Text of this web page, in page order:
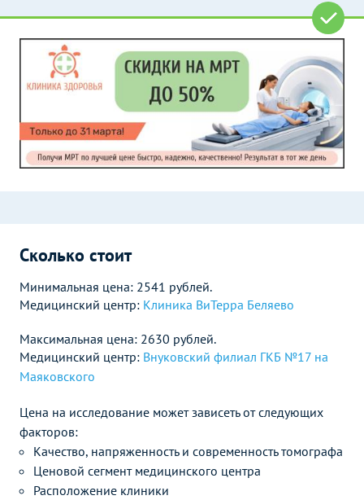
Сколько стоит
Минимальная цена: 2541 рублей.
Медицинский центр: Клиника ВиТерра Беляево
Максимальная цена: 2630 рублей.
Медицинский центр: Внуковский филиал ГКБ №17 на
Маяковского
Цена на исследование может зависеть от следующих
факторов:
Качество, напряженность и современность томографа
Ценовой сегмент медицинского центра
Расположение клиники